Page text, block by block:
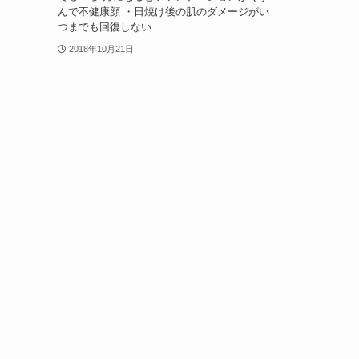
んで不健康顔 ・日焼け後の肌のダメージがい
つまでも回復しない ...
2018年10月21日